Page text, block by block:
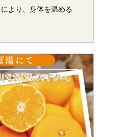
より、身体を温める